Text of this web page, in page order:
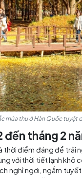
cảnh lãng
nhãn và có những